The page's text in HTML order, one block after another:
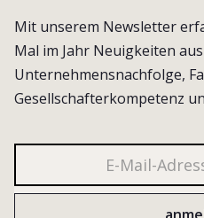
Mit unserem Newsletter
Mal im Jahr Neuigkeiten
Unternehmensnachfolge,
Gesellschafterkompetenz